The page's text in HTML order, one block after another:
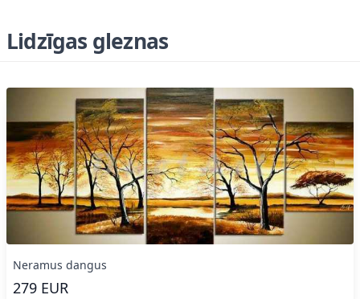
Lidzīgas gleznas
Neramus dangus
279 EUR